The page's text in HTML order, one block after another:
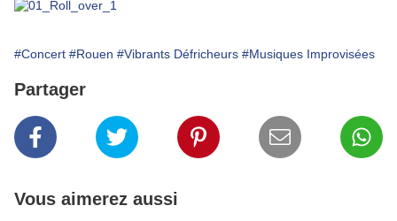
#Concert #Rouen #Vibrants Défricheurs #Musiques Improvisées
Partager
Vous aimerez aussi